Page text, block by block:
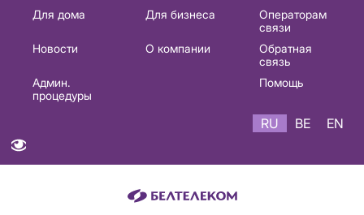
Основная
навигация
Для дома Для бизнеса
Операторам
связи
Новости
О компании
Обратная
связь
Админ.
процедуры
Помощь
RU BE EN